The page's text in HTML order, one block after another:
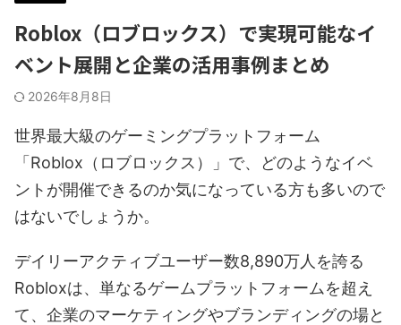
Roblox（ロブロックス）で実現可能なイ
ベント展開と企業の活用事例まとめ
2026年8月8日
世界最大級のゲーミングプラットフォーム
「Roblox（ロブロックス）」で、どのようなイベ
ントが開催できるのか気になっている方も多いので
はないでしょうか。
デイリーアクティブユーザー数8,890万人を誇る
Robloxは、単なるゲームプラットフォームを超え
て、企業のマーケティングやブランディングの場と